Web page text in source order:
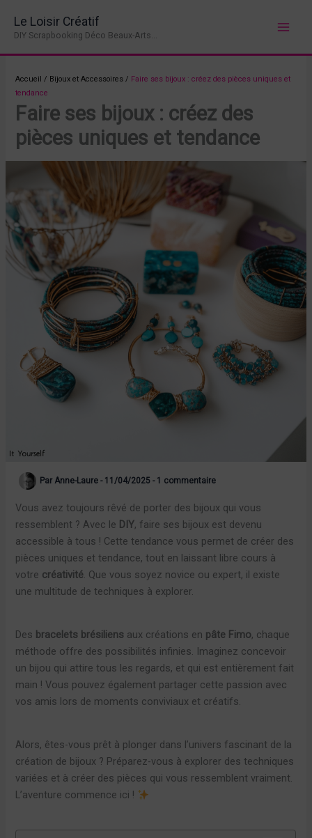
contenu
Le Loisir Créatif
DIY Scrapbooking Déco Beaux-Arts...
Accueil / Bijoux et Accessoires / Faire ses bijoux : créez des pièces uniques et
tendance
Faire ses bijoux : créez des
pièces uniques et tendance
Par Anne-Laure- 11/04/2025- 1 commentaire
Vous avez toujours rêvé de porter des bijoux qui vous
ressemblent ? Avec le DIY, faire ses bijoux est devenu
accessible à tous ! Cette tendance vous permet de créer des
pièces uniques et tendance, tout en laissant libre cours à
votre créativité. Que vous soyez novice ou expert, il existe
une multitude de techniques à explorer.
Des bracelets brésiliens aux créations en pâte Fimo, chaque
méthode offre des possibilités infinies. Imaginez concevoir
un bijou qui attire tous les regards, et qui est entièrement fait
main ! Vous pouvez également partager cette passion avec
vos amis lors de moments conviviaux et créatifs.
Alors, êtes-vous prêt à plonger dans l’univers fascinant de la
création de bijoux ? Préparez-vous à explorer des techniques
variées et à créer des pièces qui vous ressemblent vraiment.
L’aventure commence ici !